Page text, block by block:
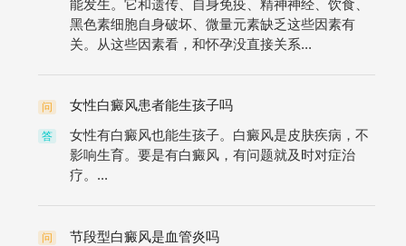
能发生。它和遗传、自身免疫、精神神经、饮食、
黑色素细胞自身破坏、微量元素缺乏这些因素有
关。从这些因素看，和怀孕没直接关系...
问 女性白癜风患者能生孩子吗
答
女性有白癜风也能生孩子。白癜风是皮肤疾病，不
影响生育。要是有白癜风，有问题就及时对症治
疗。...
问 节段型白癜风是血管炎吗